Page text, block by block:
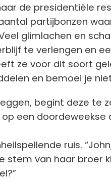
de presidentiële
partijbonzen
glimlachen en
te verlengen en
ze voor dit soort
en bemoei je
begint deze te
een doordeweekse
ruis.
stem van haar broer